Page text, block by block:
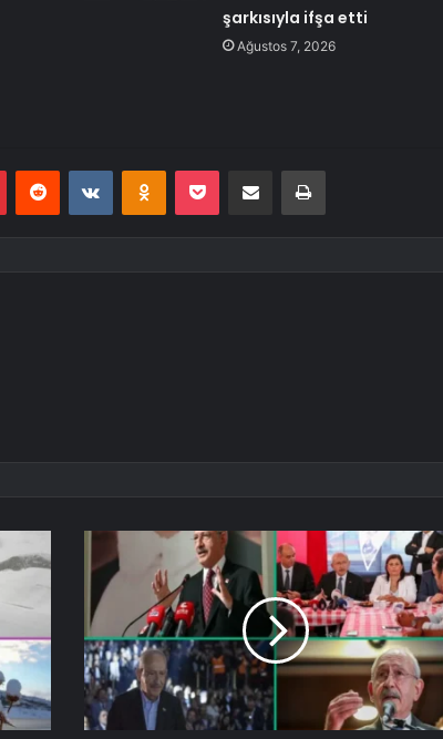
şarkısıyla ifşa etti
Ağustos 7, 2026
PinterestReddit VKontakteOdnoklassniki
Pocket E-Posta ile paylaş Yazdır